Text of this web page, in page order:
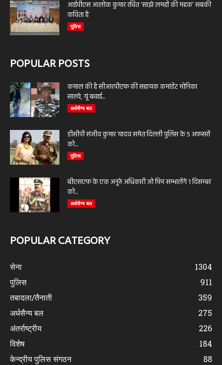
आईपीएस आलोक कुमार रचित ‘साझे लमहों की महक’ सबकी
कविता है
पुलिस
POPULAR POSTS
कमाल की है सीआरपीएफ की सहायक कमांडेंट मोनिका
साल्वे, यूं बचाई...
अर्धसैन्य बल
डीसीपी संजीव कुमार यादव समेत दिल्ली पुलिस के 5 अफसरों
को...
पुलिस
बीएसएफ के एक अनूठे अधिकारी जो फिर सम्भालेंगे 1 दिसम्बर
को...
अर्धसैन्य बल
POPULAR CATEGORY
सेना
1304
पुलिस
911
तबादला/तैनाती
359
अर्धसैन्य बल
275
अंतर्राष्ट्रीय
226
विशेष
184
केन्द्रीय पुलिस संगठन
88